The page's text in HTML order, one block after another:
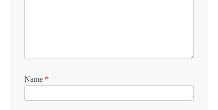
Name *